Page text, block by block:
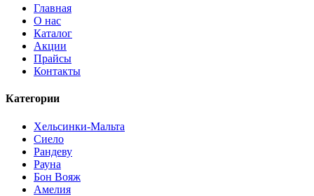
Главная
О нас
Каталог
Акции
Прайсы
Контакты
Категории
Хельсинки-Мальта
Сиело
Рандеву
Рауна
Бон Вояж
Амелия